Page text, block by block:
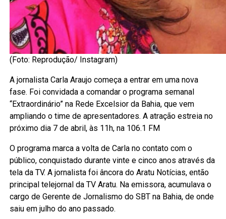
(Foto: Reprodução/ Instagram)
A jornalista Carla Araujo começa a entrar em uma nova
fase. Foi convidada a comandar o programa semanal
“Extraordinário” na Rede Excelsior da Bahia, que vem
ampliando o time de apresentadores. A atração estreia no
próximo dia 7 de abril, às 11h, na 106.1 FM
O programa marca a volta de Carla no contato com o
público, conquistado durante vinte e cinco anos através da
tela da TV. A jornalista foi âncora do Aratu Notícias, então
principal telejornal da TV Aratu. Na emissora, acumulava o
cargo de Gerente de Jornalismo do SBT na Bahia, de onde
saiu em julho do ano passado.